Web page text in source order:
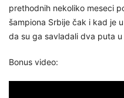
prethodnih nekoliko meseci
šampiona Srbije čak i kad je
da su ga savladali dva puta
Bonus video: